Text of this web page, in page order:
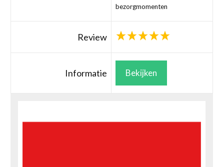
bezorgmomenten
Review
Informatie Bekijken